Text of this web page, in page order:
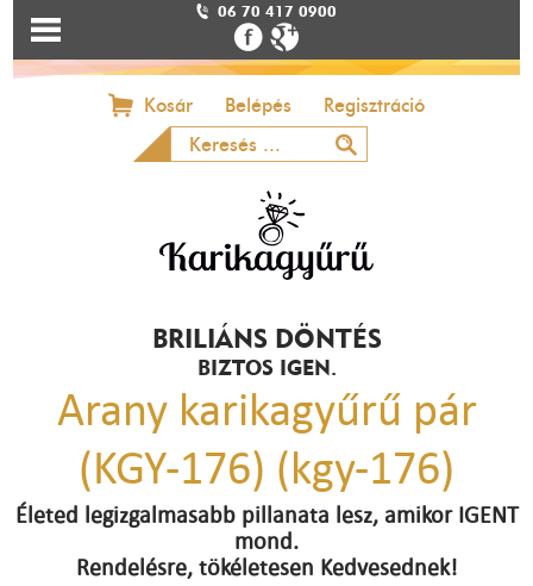
06 70 417 0900
Kosár Belépés Regisztráció
BRILIÁNS DÖNTÉS
BIZTOS IGEN.
Arany karikagyűrű pár
(KGY-176) (kgy-176)
Életed legizgalmasabb pillanata lesz, amikor IGENT
mond.
Rendelésre, tökéletesen Kedvesednek!